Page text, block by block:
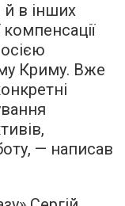
й в інших
Криму. Вже
— написав